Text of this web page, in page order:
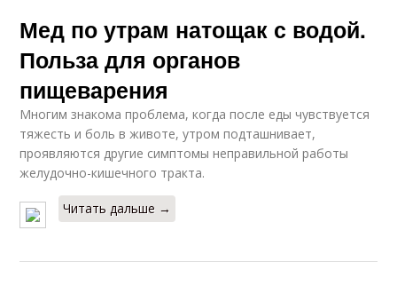
Мед по утрам натощак с водой.
Польза для органов
пищеварения
Многим знакома проблема, когда после еды чувствуется
тяжесть и боль в животе, утром подташнивает,
проявляются другие симптомы неправильной работы
желудочно-кишечного тракта.
Читать дальше →